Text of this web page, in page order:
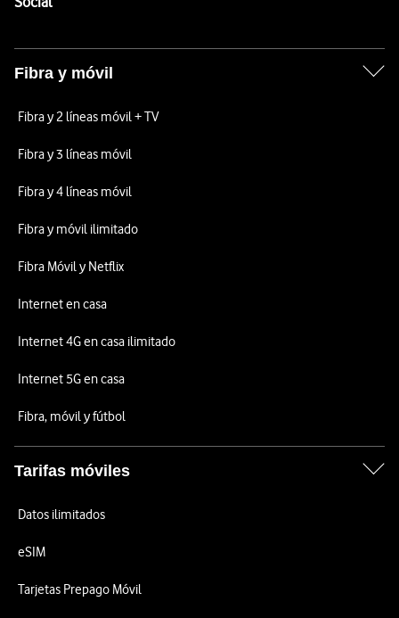
Fibra y móvil
Fibra y 2 líneas móvil + TV
Fibra y 3 líneas móvil
Fibra y 4 líneas móvil
Fibra y móvil ilimitado
Fibra Móvil y Netflix
Internet en casa
Internet 4G en casa ilimitado
Internet 5G en casa
Fibra, móvil y fútbol
Tarifas móviles
Datos ilimitados
eSIM
Tarjetas Prepago Móvil